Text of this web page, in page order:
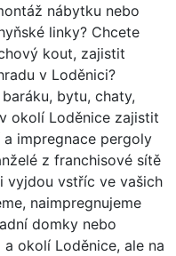
nábytku nebo
linky? Chcete
kout, zajistit
v Loděnici?
bytu, chaty,
okolí Loděnice zajistit
impregnace pergoly
z franchisové sítě
vyjdou vstříc ve vašich
naimpregnujeme
domky nebo
okolí Loděnice, ale na